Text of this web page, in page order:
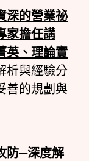
深的營業祕
家擔任講
英、理論實
析與經驗分
善的規劃與
防─深度解